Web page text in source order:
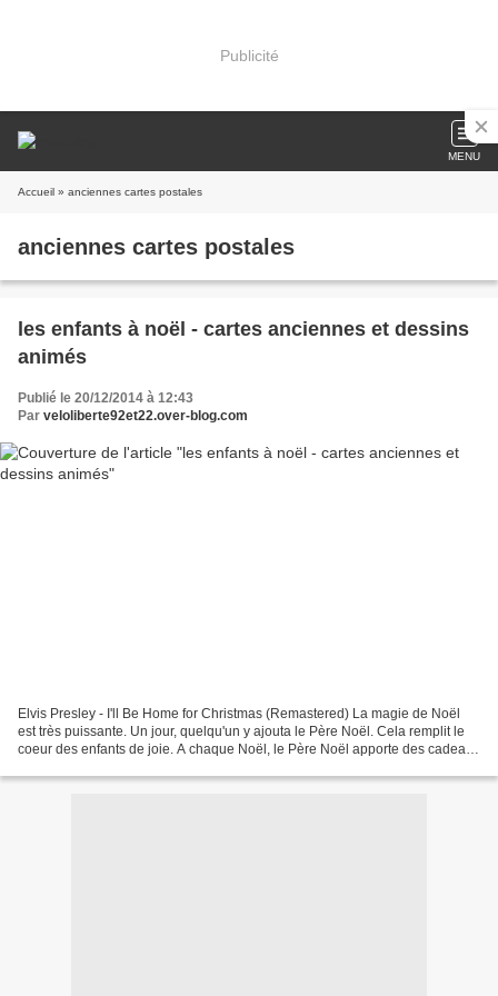
Publicité
MENU
Accueil » anciennes cartes postales
anciennes cartes postales
les enfants à noël - cartes anciennes et dessins
animés
Publié le 20/12/2014 à 12:43
Par veloliberte92et22.over-blog.com
Elvis Presley - I'll Be Home for Christmas (Remastered) La magie de Noël
est très puissante. Un jour, quelqu'un y ajouta le Père Noël. Cela remplit le
coeur des enfants de joie. A chaque Noël, le Père Noël apporte des cadeaux